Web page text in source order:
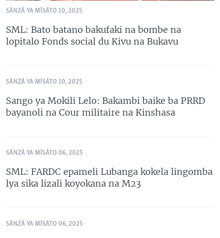
SÁNZÁ YA MÍSÁTO 10, 2025
SML: Bato batano bakufaki na bombe na
lopitalo Fonds social du Kivu na Bukavu
SÁNZÁ YA MÍSÁTO 10, 2025
Sango ya Mokili Lelo: Bakambi baike ba PRRD
bayanoli na Cour militaire na Kinshasa
SÁNZÁ YA MÍSÁTO 06, 2025
SML: FARDC epameli Lubanga kokela lingomba
lya sika lizali koyokana na M23
SÁNZÁ YA MÍSÁTO 06, 2025